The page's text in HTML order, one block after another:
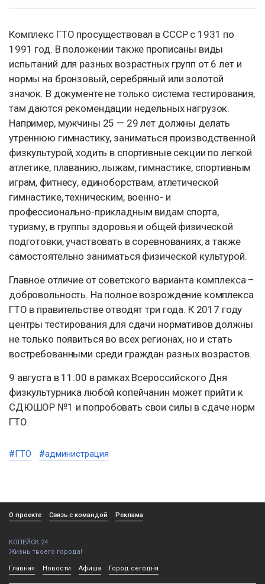
Комплекс ГТО просуществовал в СССР с 1931 по
1991 год. В положении также прописаны виды
испытаний для разных возрастных групп от 6 лет и
нормы на бронзовый, серебряный или золотой
значок. В документе не только система тестирования,
там даются рекомендации недельных нагрузок.
Например, мужчины 25 — 29 лет должны делать
утреннюю гимнастику, заниматься производственной
физкультурой, ходить в спортивные секции по легкой
атлетике, плаванию, лыжам, гимнастике, спортивным
играм, фитнесу, единоборствам, атлетической
гимнастике, техническим, военно- и
профессионально-прикладным видам спорта,
туризму, в группы здоровья и общей физической
подготовки, участвовать в соревнованиях, а также
самостоятельно заниматься физической культурой.
Главное отличие от советского варианта комплекса –
добровольность. На полное возрождение комплекса
ГТО в правительстве отводят три года. К 2017 году
центры тестирования для сдачи нормативов должны
не только появиться во всех регионах, но и стать
востребованными среди граждан разных возрастов.
9 августа в 11:00 в рамках Всероссийского Дня
физкультурника любой копейчанин может прийти к
СДЮШОР №1 и попробовать свои силы в сдаче норм
ГТО.
#ГТО #администрация
О проекте Связь с командой Реклама
КОПЕЙСК 24
Жизнь твоего города!
Главная Новости Афиша Город сегодня